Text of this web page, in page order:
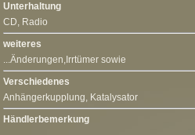
Unterhaltung
CD, Radio
weiteres
...Änderungen,Irrtümer sowie
Verschiedenes
Anhängerkupplung, Katalysator
Händlerbemerkung